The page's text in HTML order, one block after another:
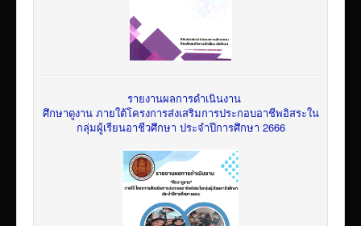
รายงานผลการดำเนินงาน
ศึกษาดูงาน ภายใต้โครงการส่งเสริมการประกอบอาชีพอิสระใน
กลุ่มผู้เรียนอาชีวศึกษา ประจำปีการศึกษา 2666